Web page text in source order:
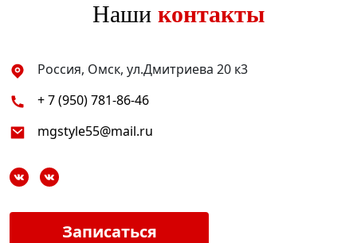
Наши контакты
Россия, Омск, ул.Дмитриева 20 к3
+ 7 (950) 781-86-46
mgstyle55@mail.ru
Записаться